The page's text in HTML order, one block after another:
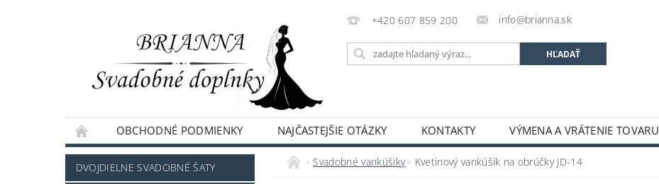
+420 607 859 200 info@brianna.sk
OBCHODNÉ PODMIENKY NAJČASTEJŠIE OTÁZKY KONTAKTY VÝMENA A VRÁTENIE TOVARU
NAPÍŠTE NÁM
DVOJDIELNE SVADOBNÉ ŠATY Svadobné vankúšiky Kvetinový vankúšik na obrúčky JD-14